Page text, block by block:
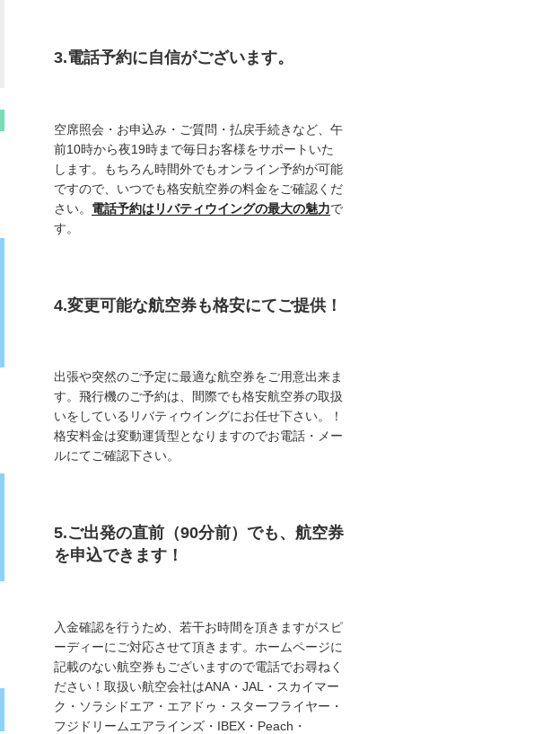
3.電話予約に自信がございます。
空席照会・お申込み・ご質問・払戻手続きなど、午
前10時から夜19時まで毎日お客様をサポートいた
します。もちろん時間外でもオンライン予約が可能
ですので、いつでも格安航空券の料金をご確認くだ
さい。 電話予約はリバティウイングの最大の魅力で
す。
4.変更可能な航空券も格安にてご提供！
出張や突然のご予定に最適な航空券をご用意出来ま
す。飛行機のご予約は、間際でも格安航空券の取扱
いをしているリバティウイングにお任せ下さい。！
格安料金は変動運賃型となりますのでお電話・メー
ルにてご確認下さい。
5.ご出発の直前（90分前）でも、航空券
を申込できます！
入金確認を行うため、若干お時間を頂きますがスピ
ーディーにご対応させて頂きます。ホームページに
記載のない航空券もございますので電話でお尋ねく
ださい！取扱い航空会社はANA・JAL・スカイマー
ク・ソラシドエア・エアドゥ・スターフライヤー・
フジドリームエアラインズ・IBEX・Peach・